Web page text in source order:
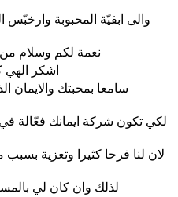
والى ابفيّة المحبوبة وارخبّس
نعمة لكم وسلام من
اشكر
سامعا بمحبتك والايمان
لكي تكون شركة ايمانك فعّالة
لان لنا فرحا كثيرا وتعزية
لذلك وان كان لي